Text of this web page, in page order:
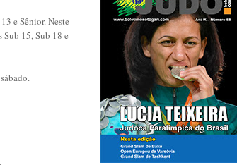
e Sênior. Neste
Sub 15, Sub 18 e